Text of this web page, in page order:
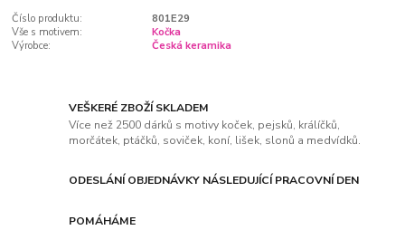
Číslo produktu:
801E29
Vše s motivem:
Kočka
Výrobce:
Česká keramika
VEŠKERÉ ZBOŽÍ SKLADEM
Více než 2500 dárků s motivy koček, pejsků, králíčků,
morčátek, ptáčků, soviček, koní, lišek, slonů a medvídků.
ODESLÁNÍ OBJEDNÁVKY NÁSLEDUJÍCÍ PRACOVNÍ DEN
POMÁHÁME